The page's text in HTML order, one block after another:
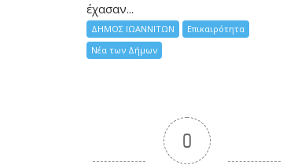
έχασαν...
ΔΗΜΟΣ ΙΩΑΝΝΙΤΩΝ
Επικαιρότητα
Νέα των Δήμων
0